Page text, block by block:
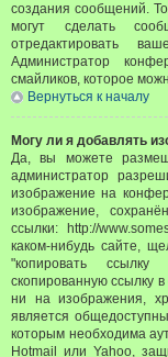
создания сообщений.
могут сделать
отредактировать
Администратор
смайликов, которое
Вернуться к началу
Могу ли я добавлять
Да, вы можете
администратор
изображение на
изображение,
ссылки: http://
каком-нибудь сайте,
"копировать
скопированную ссылку
ни на изображения,
является
которым необходима
Hotmail или Yahoo,